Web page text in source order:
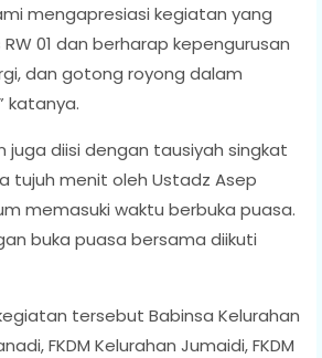
mengapresiasi kegiatan yang
01 dan berharap kepengurusan
dan gotong royong dalam
katanya.
juga diisi dengan tausiyah singkat
tujuh menit oleh Ustadz Asep
memasuki waktu berbuka puasa.
buka puasa bersama diikuti
tersebut Babinsa Kelurahan
FKDM Kelurahan Jumaidi, FKDM